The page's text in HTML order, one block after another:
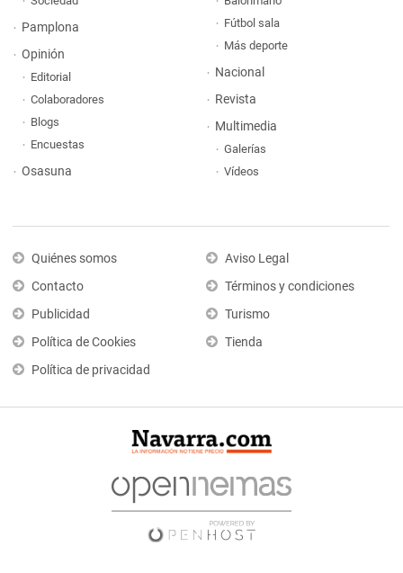
Pamplona
Opinión
Editorial
Colaboradores
Blogs
Encuestas
Osasuna
Fútbol sala
Más deporte
Nacional
Revista
Multimedia
Galerías
Vídeos
Quiénes somos
Contacto
Publicidad
Política de Cookies
Política de privacidad
Aviso Legal
Términos y condiciones
Turismo
Tienda